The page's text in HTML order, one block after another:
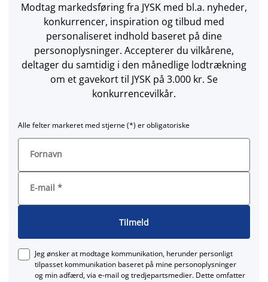
Modtag markedsføring fra JYSK med bl.a. nyheder,
konkurrencer, inspiration og tilbud med
personaliseret indhold baseret på dine
personoplysninger. Accepterer du vilkårene,
deltager du samtidig i den månedlige lodtrækning
om et gavekort til JYSK på 3.000 kr. Se
konkurrencevilkår.
Alle felter markeret med stjerne (*) er obligatoriske
Fornavn
E-mail *
Tilmeld
Jeg ønsker at modtage kommunikation, herunder personligt
tilpasset kommunikation baseret på mine personoplysninger
og min adfærd, via e‑mail og tredjepartsmedier. Dette omfatter